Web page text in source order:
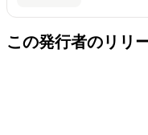
この発行者のリリ